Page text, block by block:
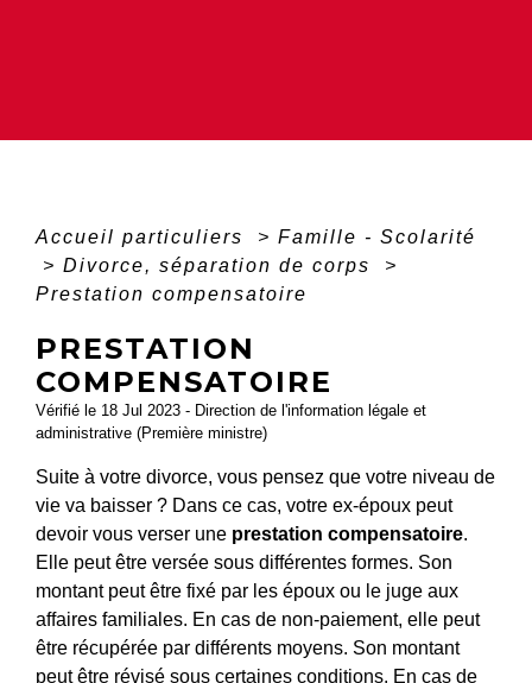
Accueil particuliers > Famille - Scolarité
> Divorce, séparation de corps
>
Prestation compensatoire
PRESTATION
COMPENSATOIRE
Vérifié le 18 Jul 2023 - Direction de l'information légale et
administrative (Première ministre)
Suite à votre divorce, vous pensez que votre niveau de
vie va baisser ? Dans ce cas, votre ex-époux peut
devoir vous verser une prestation compensatoire.
Elle peut être versée sous différentes formes. Son
montant peut être fixé par les époux ou le juge aux
affaires familiales. En cas de non-paiement, elle peut
être récupérée par différents moyens. Son montant
peut être révisé sous certaines conditions. En cas de